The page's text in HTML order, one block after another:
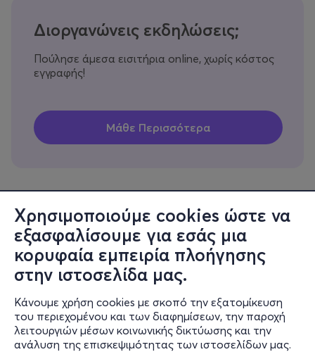
Χρησιμοποιούμε cookies ώστε να
εξασφαλίσουμε για εσάς μια
κορυφαία εμπειρία πλοήγησης
στην ιστοσελίδα μας.
Κάνουμε χρήση cookies με σκοπό την εξατομίκευση
του περιεχομένου και των διαφημίσεων, την παροχή
λειτουργιών μέσων κοινωνικής δικτύωσης και την
ανάλυση της επισκεψιμότητας των ιστοσελίδων μας.
Διοργανώνεις εκδηλώσεις;
Πούλησε άμεσα εισιτήρια online, χωρίς κόστος
εγγραφής!
Πληροφορίες
Υποστήριξη
Stay Connected